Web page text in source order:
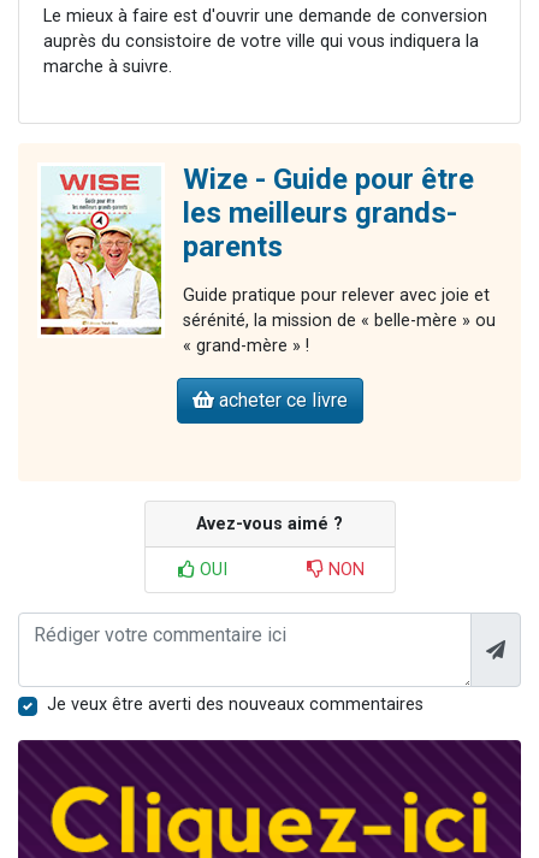
Le mieux à faire est d'ouvrir une demande de conversion
auprès du consistoire de votre ville qui vous indiquera la
marche à suivre.
Wize - Guide pour être
les meilleurs grands-
parents
Guide pratique pour relever avec joie et
sérénité, la mission de « belle-mère » ou
« grand-mère » !
acheter ce livre
Avez-vous aimé ?
OUI NON
Je veux être averti des nouveaux commentaires